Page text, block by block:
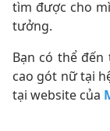
tìm được cho
tưởng.
Bạn có thể
cao gót nữ tại
tại website của